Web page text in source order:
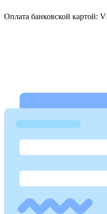
Оплата банковской картой: